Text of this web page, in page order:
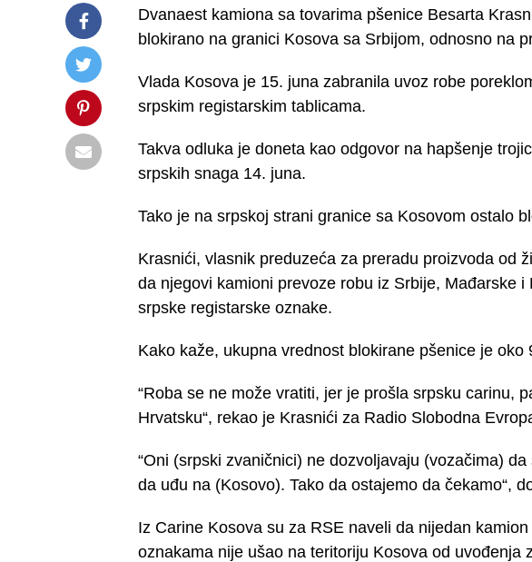
Dvanaest kamiona sa tovarima pšenice Besarta
blokirano na granici Kosova sa Srbijom, odnosno na
Vlada Kosova je 15. juna zabranila uvoz robe
srpskim registarskim tablicama.
Takva odluka je doneta kao odgovor na hapšenje
srpskih snaga 14. juna.
Tako je na srpskoj strani granice sa Kosovom ostalo
Krasnići, vlasnik preduzeća za preradu proizvoda od
da njegovi kamioni prevoze robu iz Srbije, Mađarske
srpske registarske oznake.
Kako kaže, ukupna vrednost blokirane pšenice je oko
“Roba se ne može vratiti, jer je prošla srpsku carinu,
Hrvatsku“, rekao je Krasnići za Radio Slobodna
“Oni (srpski zvaničnici) ne dozvoljavaju (vozačima)
da uđu na (Kosovo). Tako da ostajemo da čekamo“,
Iz Carine Kosova su za RSE naveli da nijedan
oznakama nije ušao na teritoriju Kosova od uvođenja